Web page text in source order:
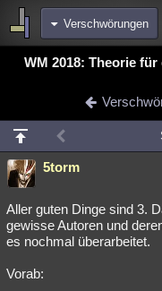
Verschwörungen
Bereiche
Chat Wiki
meine Rubriken
Menschen
Spiritualität
Natur Umfragen
weitere Rubriken
WM 2018: Theorie
5torm
Aller guten Dinge sind 3.
gewisse Autoren und
es nochmal überarbeitet.
Vorab: